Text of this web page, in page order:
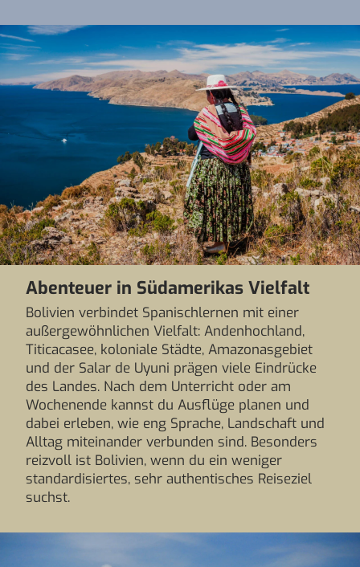
Abenteuer in Südamerikas Vielfalt
Bolivien verbindet Spanischlernen mit einer
außergewöhnlichen Vielfalt: Andenhochland,
Titicacasee, koloniale Städte, Amazonasgebiet
und der Salar de Uyuni prägen viele Eindrücke
des Landes. Nach dem Unterricht oder am
Wochenende kannst du Ausflüge planen und
dabei erleben, wie eng Sprache, Landschaft und
Alltag miteinander verbunden sind. Besonders
reizvoll ist Bolivien, wenn du ein weniger
standardisiertes, sehr authentisches Reiseziel
suchst.